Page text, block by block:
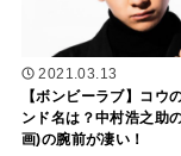
2021.03.13
【ボンビーラブ】コウ
ンド名は？中村浩之助
画)の腕前が凄い！